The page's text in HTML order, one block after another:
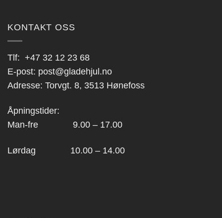
KONTAKT OSS
Tlf: +47 32 12 23 68
E-post: post@gladehjul.no
Adresse: Torvgt. 8, 3513 Hønefoss
Åpningstider:
Man-fre 9.00 – 17.00
Lørdag 10.00 – 14.00